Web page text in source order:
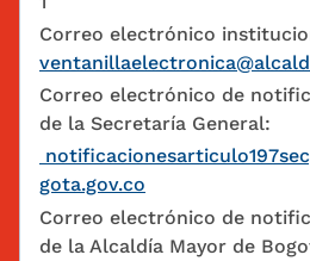
Correo electrónico
Correo electrónico de
de la Secretaría General:
gota.gov.co
Correo electrónico de
de la Alcaldía Mayor de